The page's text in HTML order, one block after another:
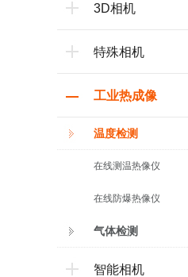
3D相机
特殊相机
工业热成像
温度检测
在线测温热像仪
在线防爆热像仪
气体检测
智能相机